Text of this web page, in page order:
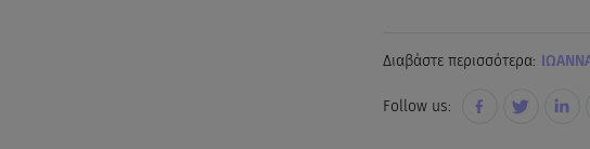
Διαβάστε περισσότερα:
Follow us: